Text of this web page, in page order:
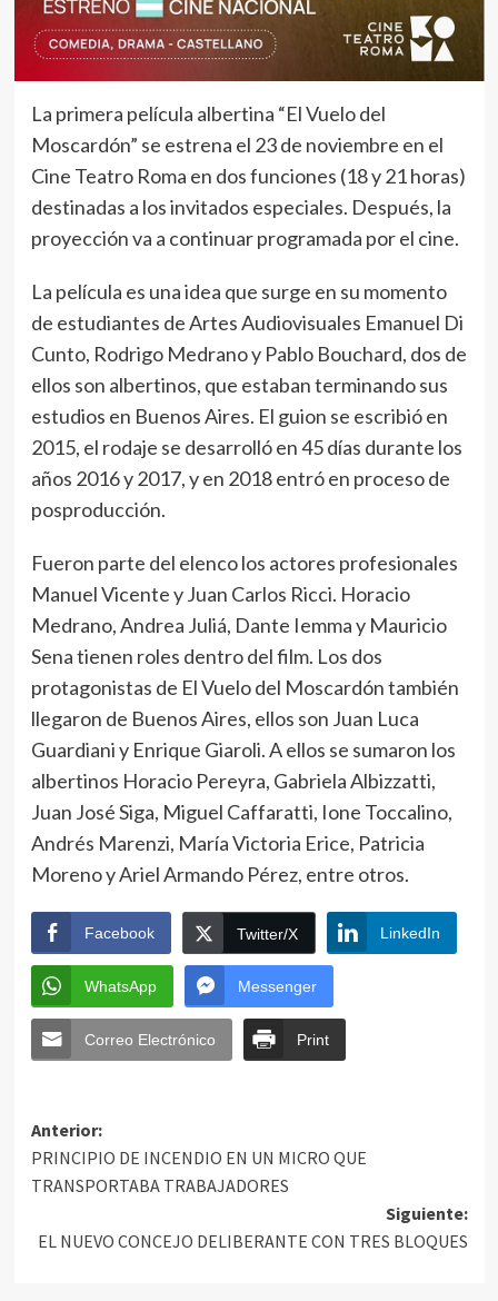
La primera película albertina “El Vuelo del
Moscardón” se estrena el 23 de noviembre en el
Cine Teatro Roma en dos funciones (18 y 21 horas)
destinadas a los invitados especiales. Después, la
proyección va a continuar programada por el cine.
La película es una idea que surge en su momento
de estudiantes de Artes Audiovisuales Emanuel Di
Cunto, Rodrigo Medrano y Pablo Bouchard, dos de
ellos son albertinos, que estaban terminando sus
estudios en Buenos Aires. El guion se escribió en
2015, el rodaje se desarrolló en 45 días durante los
años 2016 y 2017, y en 2018 entró en proceso de
posproducción.
Fueron parte del elenco los actores profesionales
Manuel Vicente y Juan Carlos Ricci. Horacio
Medrano, Andrea Juliá, Dante Iemma y Mauricio
Sena tienen roles dentro del film. Los dos
protagonistas de El Vuelo del Moscardón también
llegaron de Buenos Aires, ellos son Juan Luca
Guardiani y Enrique Giaroli. A ellos se sumaron los
albertinos Horacio Pereyra, Gabriela Albizzatti,
Juan José Siga, Miguel Caffaratti, Ione Toccalino,
Andrés Marenzi, María Victoria Erice, Patricia
Moreno y Ariel Armando Pérez, entre otros.
Facebook Twitter/X LinkedIn
WhatsApp Messenger
Correo Electrónico Print
Anterior:
PRINCIPIO DE INCENDIO EN UN MICRO QUE
TRANSPORTABA TRABAJADORES
Siguiente:
EL NUEVO CONCEJO DELIBERANTE CON TRES BLOQUES